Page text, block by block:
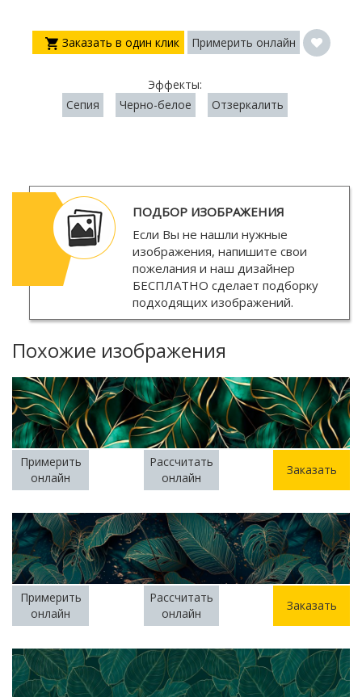
Заказать в один клик Примерить онлайн
Эффекты:
Сепия
Черно-белое Отзеркалить
ПОДБОР ИЗОБРАЖЕНИЯ
Если Вы не нашли нужные
изображения, напишите свои
пожелания и наш дизайнер
БЕСПЛАТНО сделает подборку
подходящих изображений.
Похожие изображения
Примерить
онлайн
Рассчитать
онлайн
Заказать
Примерить
онлайн
Рассчитать
онлайн
Заказать